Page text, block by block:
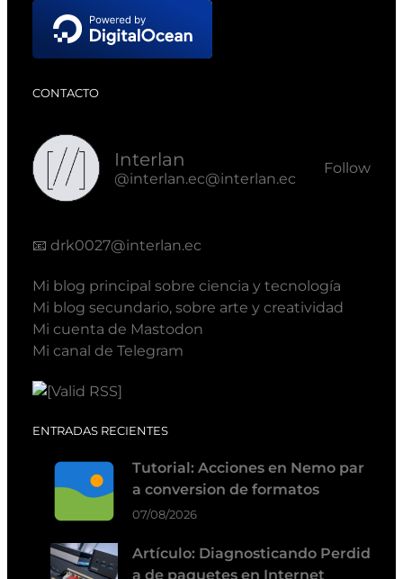
CONTACTO
Interlan
@interlan.ec@interlan.ec
Follow
📧 drk0027@interlan.ec
Mi blog principal sobre ciencia y tecnología
Mi blog secundario, sobre arte y creatividad
Mi cuenta de Mastodon
Mi canal de Telegram
ENTRADAS RECIENTES
Tutorial: Acciones en Nemo par
a conversion de formatos
07/08/2026
Artículo: Diagnosticando Perdid
a de paquetes en Internet